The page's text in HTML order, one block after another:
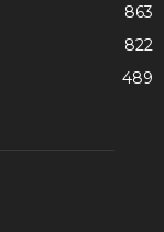
863
822
489